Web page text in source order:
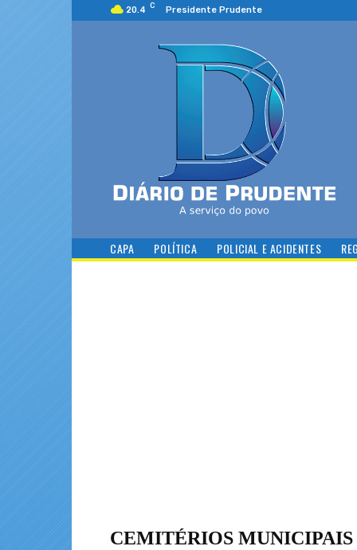
20.4 C Presidente Prudente
CAPA POLÍTICA POLICIAL E ACIDENTES
CEMITÉRIOS MUNICIPAIS